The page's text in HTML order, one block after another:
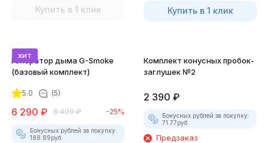
Купить в 1 клик Купить в 1 клик
хит
Генератор дыма G-Smoke
(базовый комплект)
5.0 (5)
6 290 ₽ 8 400 ₽ -25%
Бонусных рублей за покупку:
188.89руб.
Комплект конусных пробок-
заглушек №2
2 390 ₽
Бонусных рублей за покупку:
71.77руб.
Предзаказ